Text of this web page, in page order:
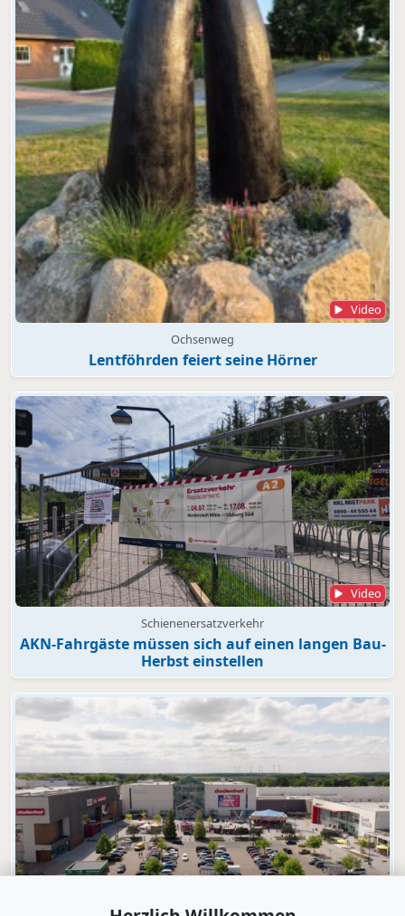
Video
Ochsenweg
Lentföhrden feiert seine Hörner
Video
Schienenersatzverkehr
AKN-Fahrgäste müssen sich auf einen langen Bau-
Herbst einstellen